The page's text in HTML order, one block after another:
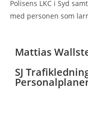
Polisens LKC i Syd
med personen som
Mattias
SJ